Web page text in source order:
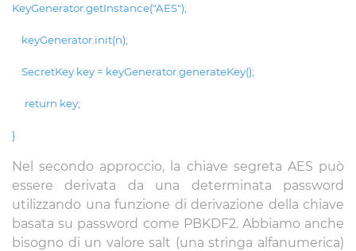
KeyGenerator.getInstance("AES");
keyGenerator.init(n);
SecretKey key = keyGenerator.generateKey();
return key;
}
Nel secondo approccio, la chiave segreta AES può
essere derivata da una determinata password
utilizzando una funzione di derivazione della chiave
basata su password come PBKDF2. Abbiamo anche
bisogno di un valore salt (una stringa alfanumerica)